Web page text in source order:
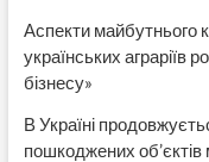
Аспекти майбутнього
українських аграріїв
бізнесу»
В Україні
пошкоджених